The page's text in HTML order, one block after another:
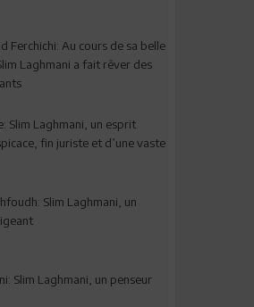
Ferchichi: Au cours de sa belle
Laghmani a fait rêver des
Slim Laghmani, un esprit
fin juriste et d’une vaste
Slim Laghmani, un
Slim Laghmani, un penseur